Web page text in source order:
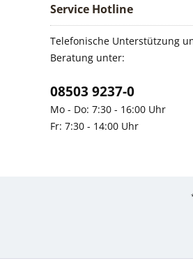
Service Hotline
Telefonische Unterstützung
Beratung unter:
08503 9237-0
Mo - Do: 7:30 - 16:00 Uhr
Fr: 7:30 - 14:00 Uhr